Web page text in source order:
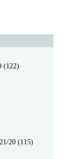
(122)
20 (115)